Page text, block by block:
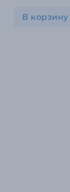
В корзину